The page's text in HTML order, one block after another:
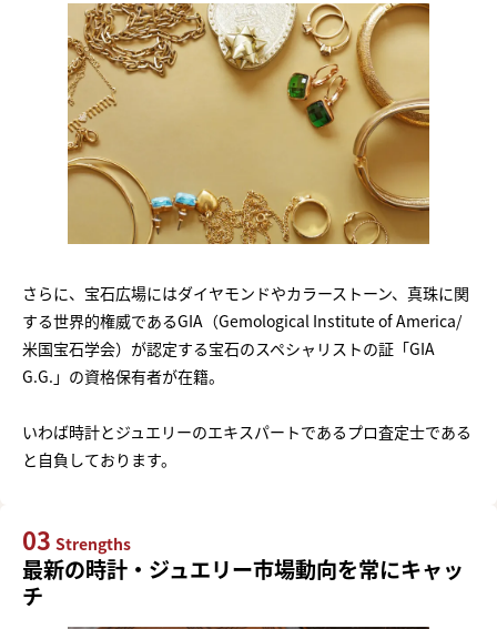
さらに、宝石広場にはダイヤモンドやカラーストーン、真珠に関
する世界的権威であるGIA（Gemological Institute of America/
米国宝石学会）が認定する宝石のスペシャリストの証「GIA
G.G.」の資格保有者が在籍。
いわば時計とジュエリーのエキスパートであるプロ査定士である
と自負しております。
03 Strengths
最新の時計・ジュエリー市場動向を常にキャッ
チ